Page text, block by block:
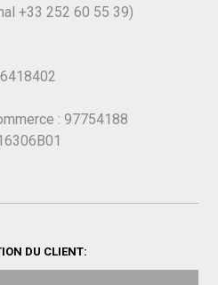
+33 252 60 55 39)
: 97754188
DU CLIENT: